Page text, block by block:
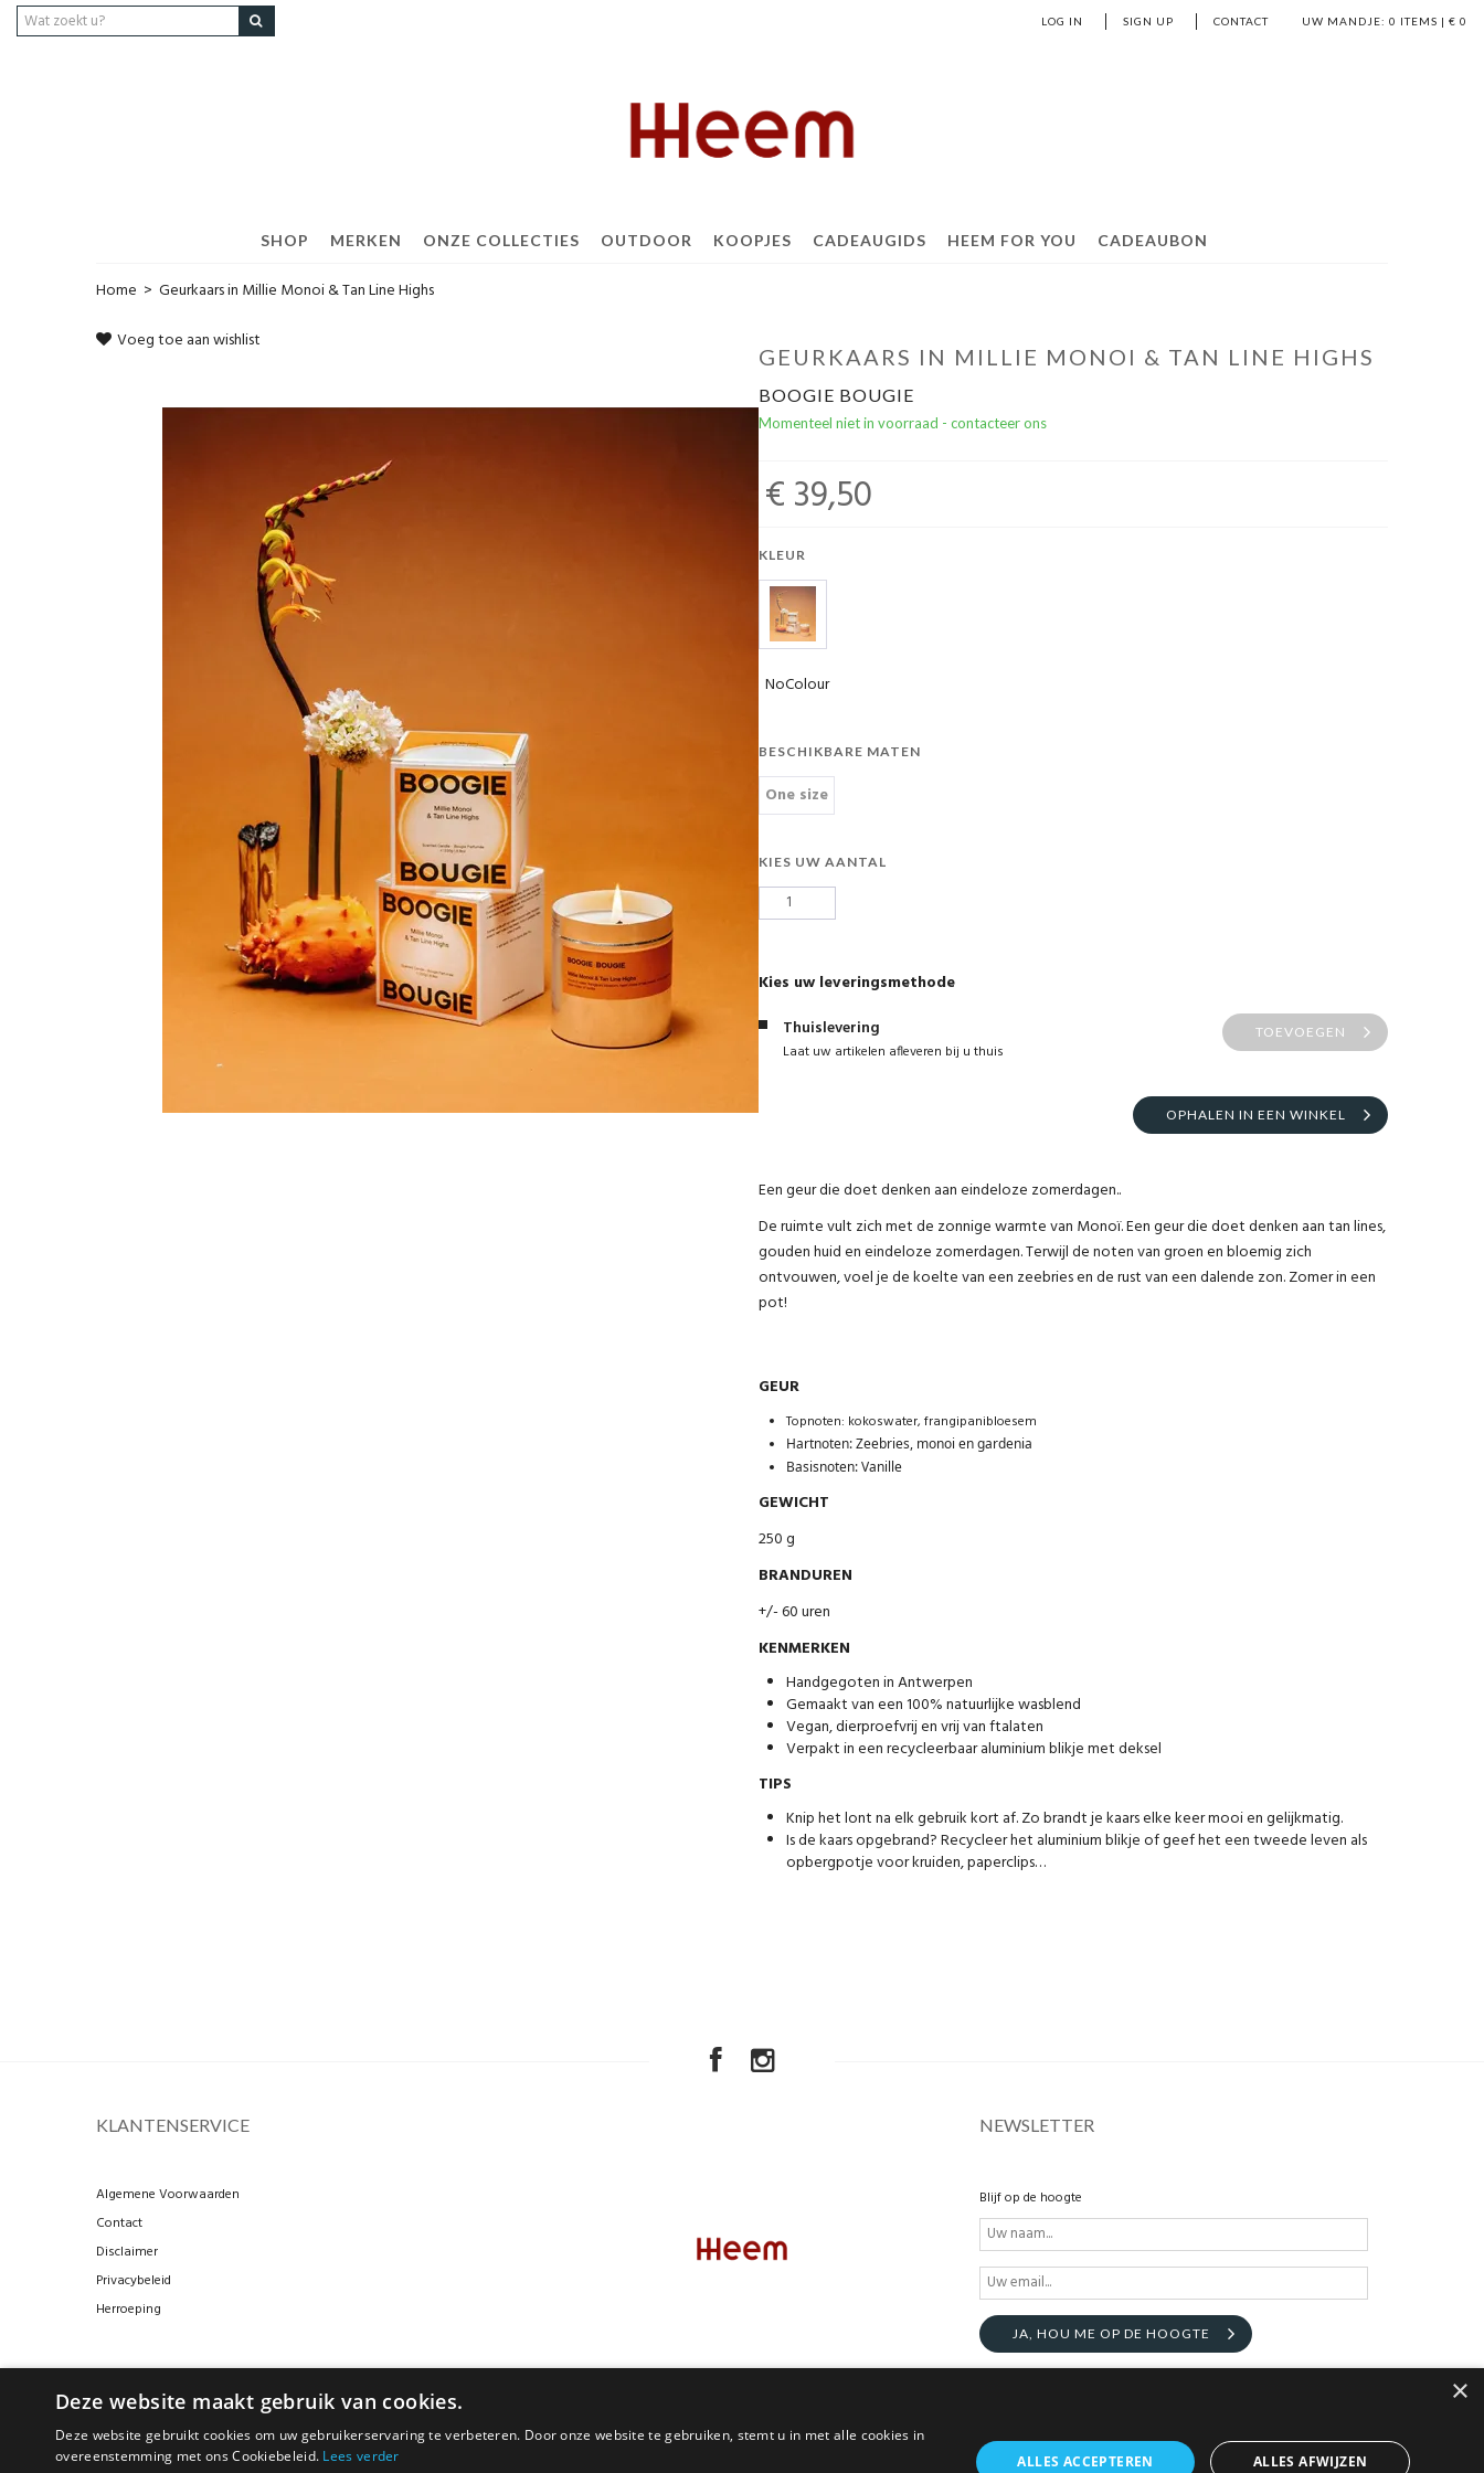
UW MANDJE: 0 ITEMS | € 0
LOG IN SIGN UP CONTACT
SHOP MERKEN ONZE COLLECTIES OUTDOOR KOOPJES CADEAUGIDS HEEM FOR YOU CADEAUBON
Home > Geurkaars in Millie Monoi & Tan Line Highs
Voeg toe aan wishlist
GEURKAARS IN MILLIE MONOI & TAN LINE HIGHS
BOOGIE BOUGIE
Momenteel niet in voorraad - contacteer ons
€ 39,50
KLEUR
NoColour
BESCHIKBARE MATEN
One size
KIES UW AANTAL
Kies uw leveringsmethode
Thuislevering
Laat uw artikelen afleveren bij u thuis
TOEVOEGEN
OPHALEN IN EEN WINKEL
Een geur die doet denken aan eindeloze zomerdagen..
De ruimte vult zich met de zonnige warmte van Monoï. Een geur die doet denken aan tan lines,
gouden huid en eindeloze zomerdagen. Terwijl de noten van groen en bloemig zich
ontvouwen, voel je de koelte van een zeebries en de rust van een dalende zon. Zomer in een
pot!
GEUR
Topnoten: kokoswater, frangipanibloesem
Hartnoten: Zeebries, monoi en gardenia
Basisnoten: Vanille
GEWICHT
250 g
BRANDUREN
+/- 60 uren
KENMERKEN
Handgegoten in Antwerpen
Gemaakt van een 100% natuurlijke wasblend
Vegan, dierproefvrij en vrij van ftalaten
Verpakt in een recycleerbaar aluminium blikje met deksel
TIPS
Knip het lont na elk gebruik kort af. Zo brandt je kaars elke keer mooi en gelijkmatig.
Is de kaars opgebrand? Recycleer het aluminium blikje of geef het een tweede leven als
opbergpotje voor kruiden, paperclips…
KLANTENSERVICE
Algemene Voorwaarden
Contact
Disclaimer
Privacybeleid
Herroeping
NEWSLETTER
Blijf op de hoogte
JA, HOU ME OP DE HOOGTE
×
Deze website maakt gebruik van cookies.
Deze website gebruikt cookies om uw gebruikerservaring te verbeteren. Door onze website te gebruiken, stemt u in met alle cookies in
overeenstemming met ons Cookiebeleid. Lees verder ALLES ACCEPTEREN ALLES AFWIJZEN